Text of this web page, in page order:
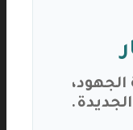
الجهود،